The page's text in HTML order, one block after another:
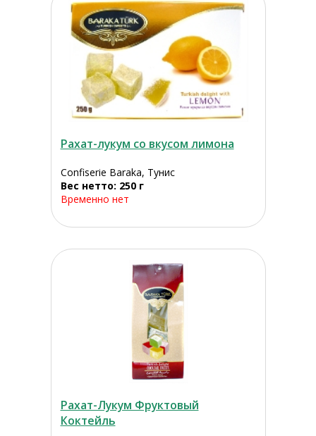
Рахат-лукум со вкусом лимона
Confiserie Baraka, Тунис
Вес нетто: 250 г
Временно нет
Рахат-Лукум Фруктовый
Коктейль